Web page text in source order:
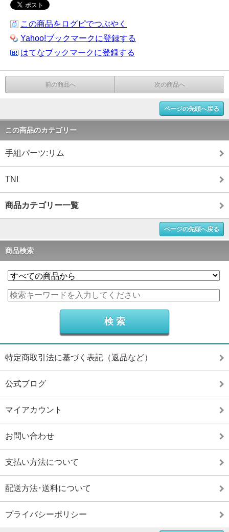
この商品をログピでつぶやく
Yahoo!ブックマークに登録する
はてなブックマークに登録する
前の商品へ 次の商品へ
ページの先頭へ戻る
この商品のカテゴリー
手組パーツ:リム
TNI
商品カテゴリー一覧
ページの先頭へ戻る
商品検索
特定商取引法に基づく表記（返品など）
公式ブログ
マイアカウント
お問い合わせ
支払い方法について
配送方法･送料について
プライバシーポリシー